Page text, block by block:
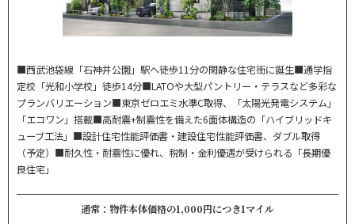
■西武池袋線「石神井公園」駅へ徒歩11分の閑静な住宅街に誕生■通学指
定校「光和小学校」徒歩14分■LATOや大型パントリー・テラスなど多彩な
プランバリエーション■東京ゼロエミ水準C取得、「太陽光発電システム」
「エコワン」搭載■高耐震+制震性を備えた6面体構造の「ハイブリッドキ
ューブ工法」■設計住宅性能評価書・建設住宅性能評価書、ダブル取得
（予定）■耐久性・耐震性に優れ、税制・金利優遇が受けられる「長期優
良住宅」
通常：物件本体価格の1,000円につき1マイル